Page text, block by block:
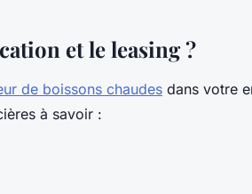
et le leasing ?
de boissons chaudes dans votre
à savoir :